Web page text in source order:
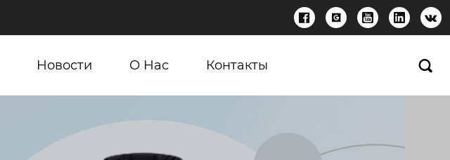
    
Новости О Нас Контакты 